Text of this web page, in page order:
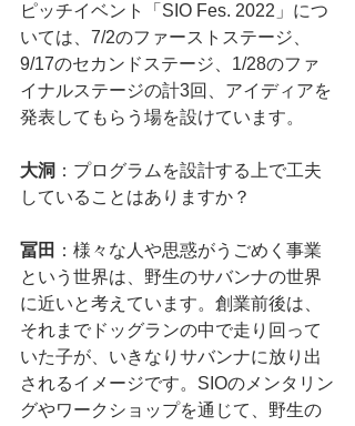
ピッチイベント「SIO Fes. 2022」につ
いては、7/2のファーストステージ、
9/17のセカンドステージ、1/28のファ
イナルステージの計3回、アイディアを
発表してもらう場を設けています。
大洞 ：プログラムを設計する上で工夫
していることはありますか？
冨田 ：様々な人や思惑がうごめく事業
という世界は、野生のサバンナの世界
に近いと考えています。創業前後は、
それまでドッグランの中で走り回って
いた子が、いきなりサバンナに放り出
されるイメージです。SIOのメンタリン
グやワークショップを通じて、野生の